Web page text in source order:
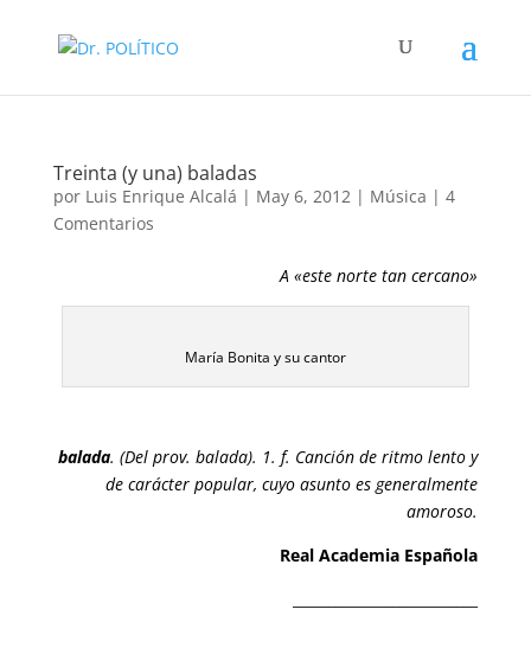
Treinta (y una) baladas
por Luis Enrique Alcalá | May 6, 2012| Música | 4
Comentarios
A «este norte tan cercano»
María Bonita y su cantor
balada. (Del prov. balada). 1. f. Canción de ritmo lento y
de carácter popular, cuyo asunto es generalmente
amoroso.
Real Academia Española